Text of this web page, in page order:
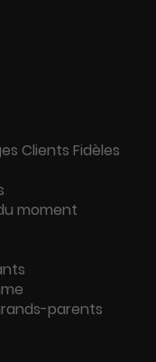
Clients Fidèles
moment
parents